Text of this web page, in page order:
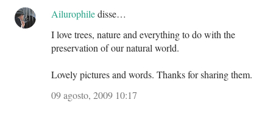
Ailurophiledisse…
I love trees, nature and everything to do with the
preservation of our natural world.
Lovely pictures and words. Thanks for sharing them.
09 agosto, 2009 10:17